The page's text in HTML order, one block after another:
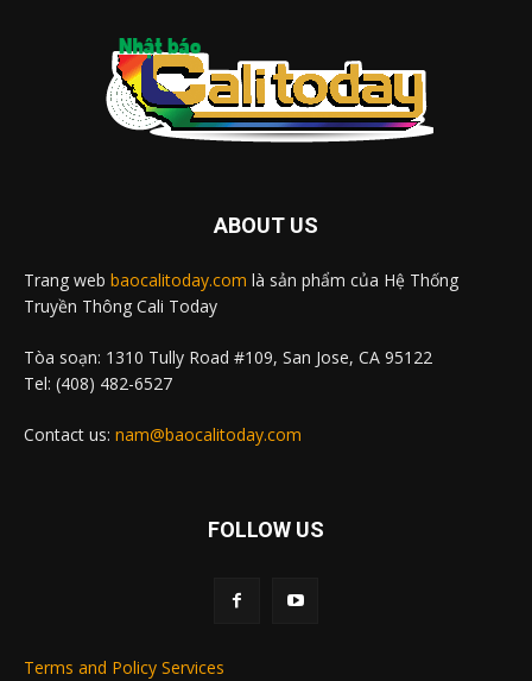
ABOUT US
Trang web baocalitoday.com là sản phẩm của Hệ Thống
Truyền Thông Cali Today
Tòa soạn: 1310 Tully Road #109, San Jose, CA 95122
Tel: (408) 482-6527
Contact us: nam@baocalitoday.com
FOLLOW US
Terms and Policy Services